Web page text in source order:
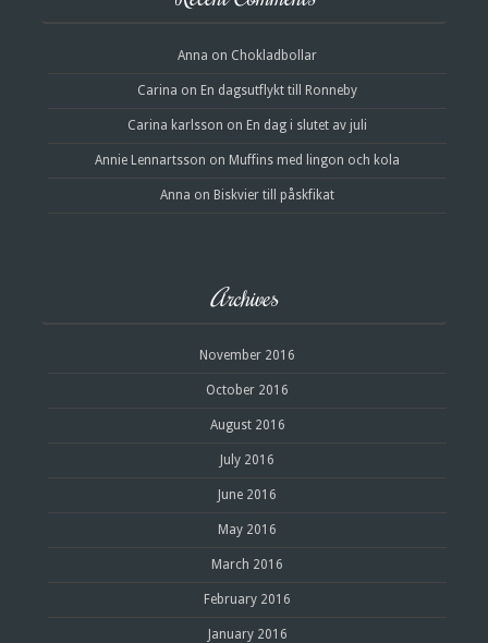
Anna on Chokladbollar
Carina on En dagsutflykt till Ronneby
Carina karlsson on En dag i slutet av juli
Annie Lennartsson on Muffins med lingon och kola
Anna on Biskvier till påskfikat
Archives
November 2016
October 2016
August 2016
July 2016
June 2016
May 2016
March 2016
February 2016
January 2016